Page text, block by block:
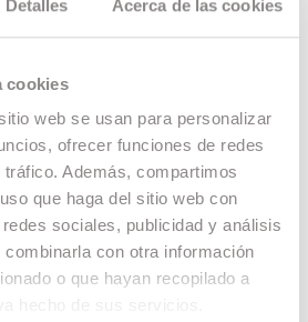
Detalles Acerca de las cookies
cookies
web se usan para personalizar
ofrecer funciones de redes
Además, compartimos
que haga del sitio web con
sociales, publicidad y análisis
con otra información
o que hayan recopilado a